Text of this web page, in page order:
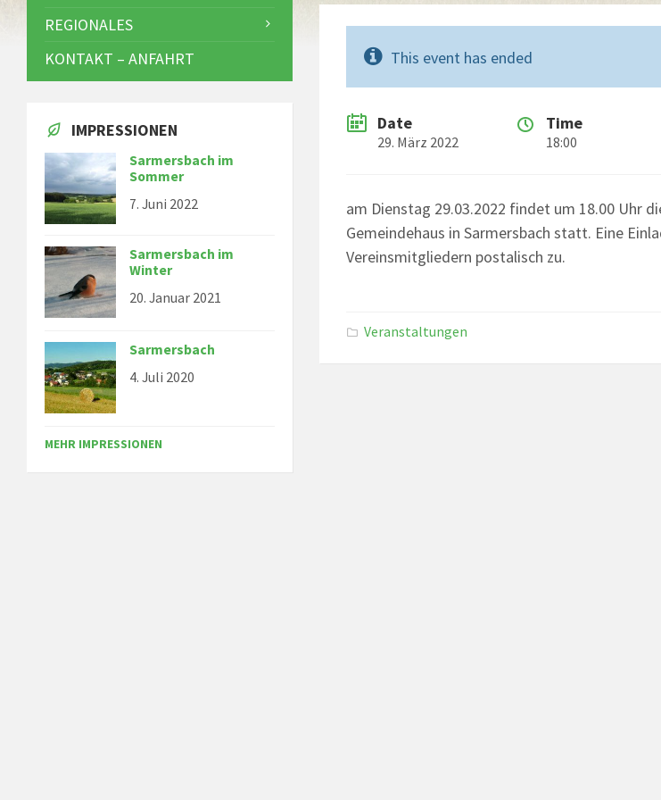
This event has ended
Date
29. März 2022
Time
18:00
am Dienstag 29.03.2022 findet um 18.00 Uhr
Gemeindehaus in Sarmersbach statt. Eine
Vereinsmitgliedern postalisch zu.
Veranstaltungen
REGIONALES
KONTAKT – ANFAHRT
IMPRESSIONEN
Sarmersbach im
Sommer
7. Juni 2022
Sarmersbach im
Winter
20. Januar 2021
Sarmersbach
4. Juli 2020
MEHR IMPRESSIONEN